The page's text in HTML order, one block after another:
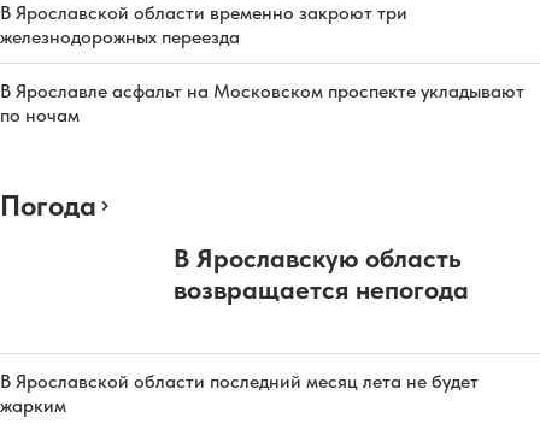
В Ярославской области временно закроют три
железнодорожных переезда
В Ярославле асфальт на Московском проспекте укладывают
по ночам
Погода
В Ярославскую область
возвращается непогода
В Ярославской области последний месяц лета не будет
жарким